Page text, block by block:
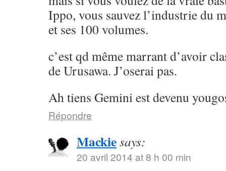
Ippo, vous sauvez l’industrie du
et ses 100 volumes.
c’est qd même marrant d’avoir
de Urusawa. J’oserai pas.
Ah tiens Gemini est devenu
Répondre
Mackiesays:
20 avril 2014 at 8 h 00 min